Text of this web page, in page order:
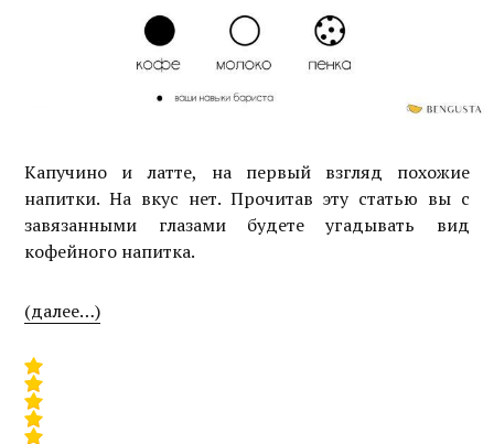
Капучино и латте, на первый взгляд похожие
напитки. На вкус нет. Прочитав эту статью вы с
завязанными глазами будете угадывать вид
кофейного напитка.
(далее…)